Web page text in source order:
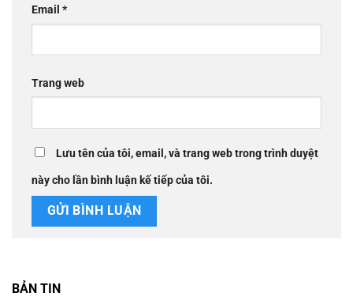
Email *
Trang web
Lưu tên của tôi, email, và trang web trong trình duyệt
này cho lần bình luận kế tiếp của tôi.
BẢN TIN